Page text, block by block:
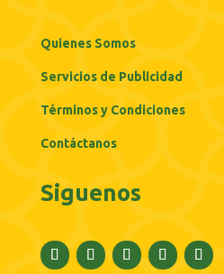
Quienes Somos
Servicios de Publicidad
Términos y Condiciones
Contáctanos
Siguenos